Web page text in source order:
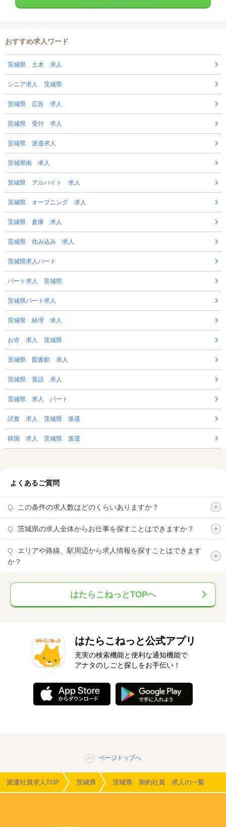
おすすめ求人ワード
茨城県 土木 求人
シニア求人 茨城県
茨城県 広告 求人
茨城県 受付 求人
茨城県 派遣求人
茨城県南 求人
茨城県 アルバイト 求人
茨城県 オープニング 求人
茨城県 倉庫 求人
茨城県 住み込み 求人
茨城県求人パート
パート求人 茨城県
茨城県パート求人
茨城県 経理 求人
お寺 求人 茨城県
茨城県 図書館 求人
茨城県 英語 求人
茨城県 求人 パート
試食 求人 茨城県 派遣
韓国 求人 茨城県 派遣
よくあるご質問
この条件の求人数はどのくらいありますか？
茨城県の求人全体からお仕事を探すことはできますか？
エリアや路線、駅周辺から求人情報を探すことはできます
か？
はたらこねっとTOPへ
はたらこねっと公式アプリ
充実の検索機能と便利な通知機能で
アナタのしごと探しをお手伝い！
ページトップへ
派遣社員求人TOP 茨城県 茨城県 契約社員 求人の一覧